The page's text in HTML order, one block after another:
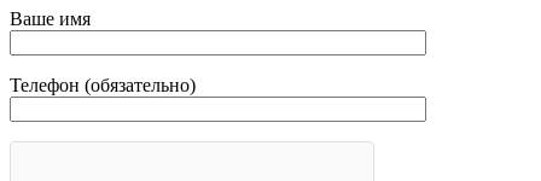
Ваше имя
Телефон (обязательно)